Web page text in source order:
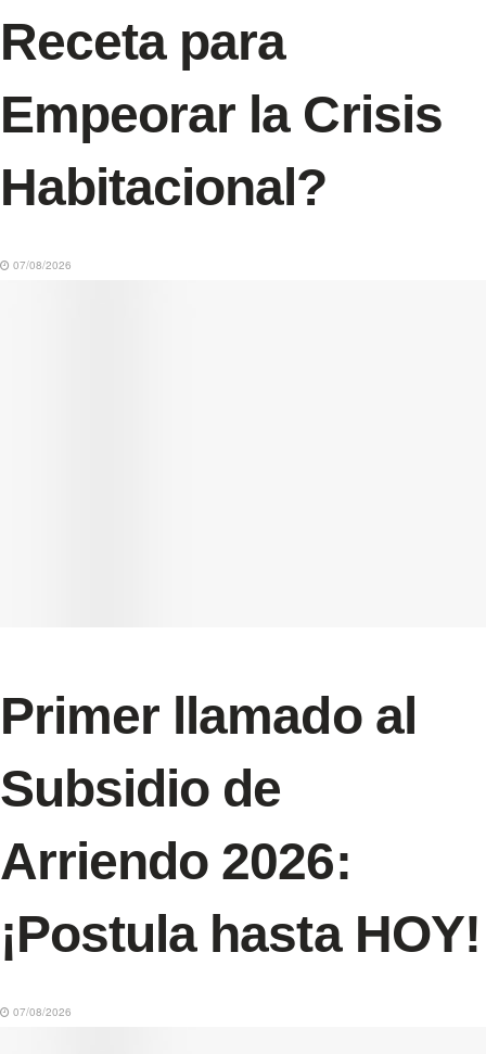
Receta para
Empeorar la Crisis
Habitacional?
07/08/2026
Primer llamado al
Subsidio de
Arriendo 2026:
¡Postula hasta HOY!
07/08/2026